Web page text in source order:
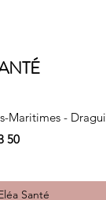
Maritimes -
50
Santé